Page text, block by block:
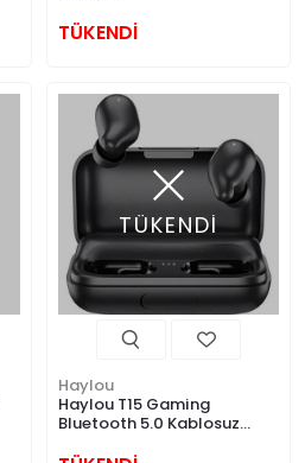
TÜKENDİ
TÜKENDİ
Haylou
Haylou T15 Gaming
Bluetooth 5.0 Kablosuz